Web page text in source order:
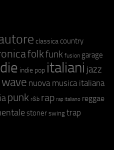
classica country
folkfunk fusion garage
indie pop italiani jazz
nuova musica italiana
punk r&b rap rap italiano reggae
stoner swing trap